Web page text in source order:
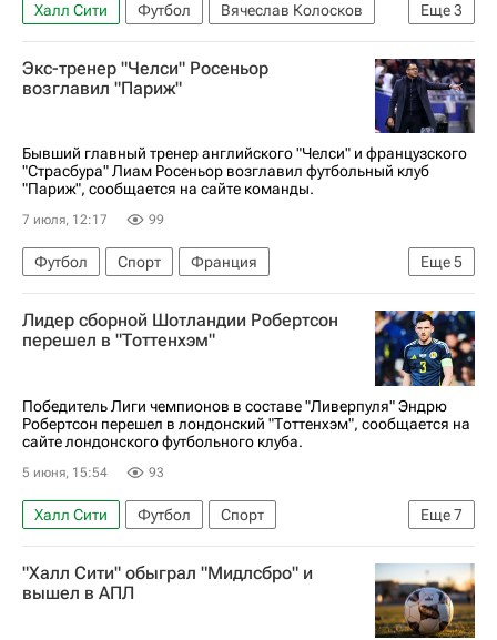
Еще3
Халл Сити Футбол
Вячеслав Колосков
Шанхай Шэньхуа
Леонид Слуцкий (Тренер)
РПЛ 2026-2027 (Чемпионат России по футболу)
Экс-тренер "Челси" Росеньор
возглавил "Париж"
Бывший главный тренер английского "Челси" и французского
"Страсбура" Лиам Росеньор возглавил футбольный клуб
"Париж", сообщается на сайте команды.
7 июля, 12:17 99
Еще5
Футбол Спорт
Франция
Чемпионат Франции по футболу (Лига 1)
Париж
Челси
Лиам Росеньор
Лидер сборной Шотландии Робертсон
перешел в "Тоттенхэм"
Победитель Лиги чемпионов в составе "Ливерпуля" Эндрю
Робертсон перешел в лондонский "Тоттенхэм", сообщается на
сайте лондонского футбольного клуба.
5 июня, 15:54 93
Еще7
Халл Сити Футбол
Спорт
Эндрю Робертсон
Ливерпуль
Тоттенхэм Хотспур
"Халл Сити" обыграл "Мидлсбро" и
вышел в АПЛ